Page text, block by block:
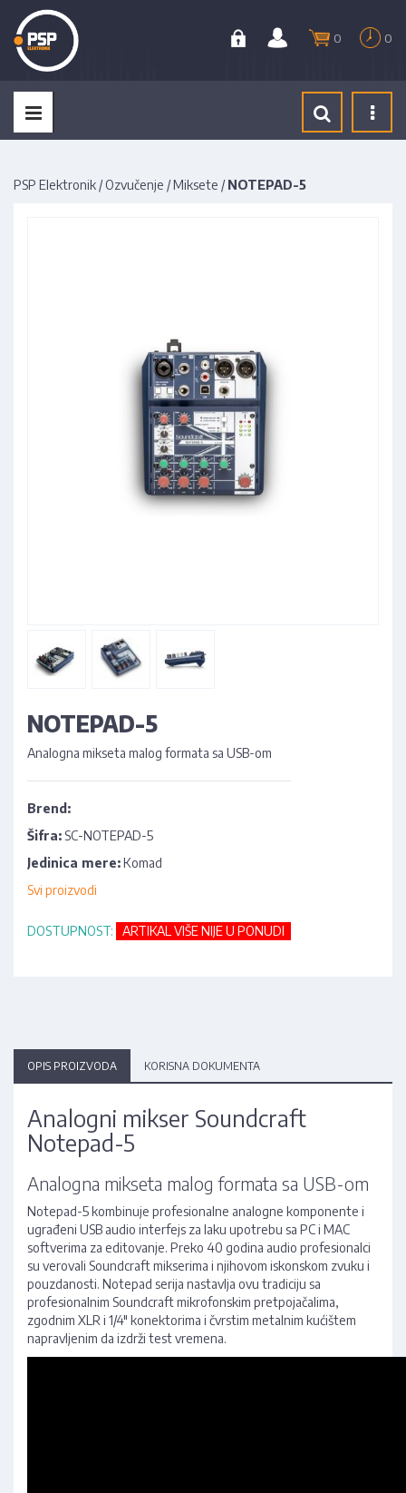
0 0
PSP Elektronik /Ozvučenje /Miksete / NOTEPAD-5
NOTEPAD-5
Analogna mikseta malog formata sa USB-om
Brend:
Šifra: SC-NOTEPAD-5
Jedinica mere:Komad
Svi proizvodi
DOSTUPNOST: ARTIKAL VIŠE NIJE U PONUDI
OPIS PROIZVODA KORISNA DOKUMENTA
Analogni mikser Soundcraft
Notepad-5
Analogna mikseta malog formata sa USB-om
Notepad-5 kombinuje profesionalne analogne komponente i
ugrađeni USB audio interfejs za laku upotrebu sa PC i MAC
softverima za editovanje. Preko 40 godina audio profesionalci
su verovali Soundcraft mikserima i njihovom iskonskom zvuku i
pouzdanosti. Notepad serija nastavlja ovu tradiciju sa
profesionalnim Soundcraft mikrofonskim pretpojačalima,
zgodnim XLR i 1/4" konektorima i čvrstim metalnim kućištem
napravljenim da izdrži test vremena.